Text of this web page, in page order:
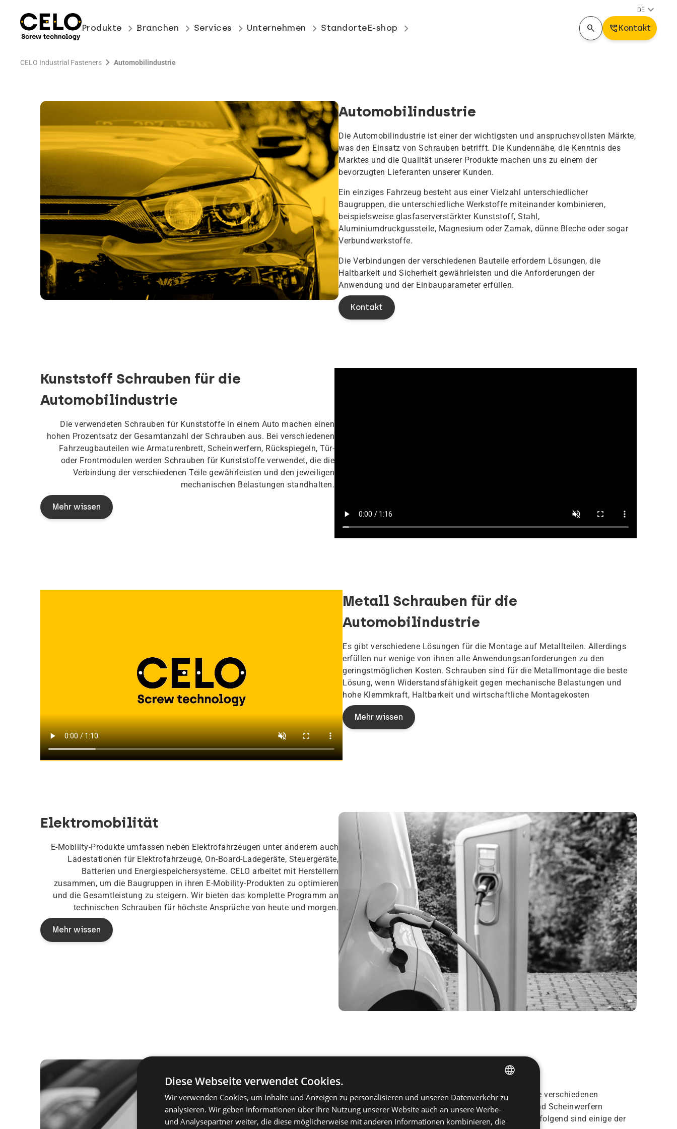
DE keyboard_arrow_down
Produkte keyboard_arrow_right Branchen keyboard_arrow_right Services keyboard_arrow_right Unternehmen keyboard_arrow_right StandorteE-shop keyboard_arrow_right search Perm_Phone_Msg Kontakt
CELO Industrial Fasteners chevron_right Automobilindustrie
Automobilindustrie
Die Automobilindustrie ist einer der wichtigsten und anspruchsvollsten Märkte,
was den Einsatz von Schrauben betrifft. Die Kundennähe, die Kenntnis des
Marktes und die Qualität unserer Produkte machen uns zu einem der
bevorzugten Lieferanten unserer Kunden.
Ein einziges Fahrzeug besteht aus einer Vielzahl unterschiedlicher
Baugruppen, die unterschiedliche Werkstoffe miteinander kombinieren,
beispielsweise glasfaserverstärkter Kunststoff, Stahl,
Aluminiumdruckgussteile, Magnesium oder Zamak, dünne Bleche oder sogar
Verbundwerkstoffe.
Die Verbindungen der verschiedenen Bauteile erfordern Lösungen, die
Haltbarkeit und Sicherheit gewährleisten und die Anforderungen der
Anwendung und der Einbauparameter erfüllen.
Kontakt
Kunststoff Schrauben für die
Automobilindustrie
Die verwendeten Schrauben für Kunststoffe in einem Auto machen einen
hohen Prozentsatz der Gesamtanzahl der Schrauben aus. Bei verschiedenen
Fahrzeugbauteilen wie Armaturenbrett, Scheinwerfern, Rückspiegeln, Tür-
oder Frontmodulen werden Schrauben für Kunststoffe verwendet, die die
Verbindung der verschiedenen Teile gewährleisten und den jeweiligen
mechanischen Belastungen standhalten.
Mehr wissen
Metall Schrauben für die
Automobilindustrie
Es gibt verschiedene Lösungen für die Montage auf Metallteilen. Allerdings
erfüllen nur wenige von ihnen alle Anwendungsanforderungen zu den
geringstmöglichen Kosten. Schrauben sind für die Metallmontage die beste
Lösung, wenn Widerstandsfähigkeit gegen mechanische Belastungen und
hohe Klemmkraft, Haltbarkeit und wirtschaftliche Montagekosten
Mehr wissen
Elektromobilität
E-Mobility-Produkte umfassen neben Elektrofahrzeugen unter anderem auch
Ladestationen für Elektrofahrzeuge, On-Board-Ladegeräte, Steuergeräte,
Batterien und Energiespeichersysteme. CELO arbeitet mit Herstellern
zusammen, um die Baugruppen in ihren E-Mobility-Produkten zu optimieren
und die Gesamtleistung zu steigern. Wir bieten das komplette Programm an
technischen Schrauben für höchste Ansprüche von heute und morgen.
Mehr wissen
Die Vielfalt an Materialien und Spezifikationen für die verschiedenen
Anwendungen bei den Spiegeln, Scheibenwischern und Scheinwerfern
erfordert für jedes Projekt optimierte Lösungen. Nachfolgend sind einige der
ENGLISH
SPANISH
Diese Webseite verwendet Cookies.
Wir verwenden Cookies, um Inhalte und Anzeigen zu personalisieren und unseren Datenverkehr zu
analysieren. Wir geben Informationen über Ihre Nutzung unserer Website auch an unsere Werbe-
und Analysepartner weiter, die diese möglicherweise mit anderen Informationen kombinieren, die